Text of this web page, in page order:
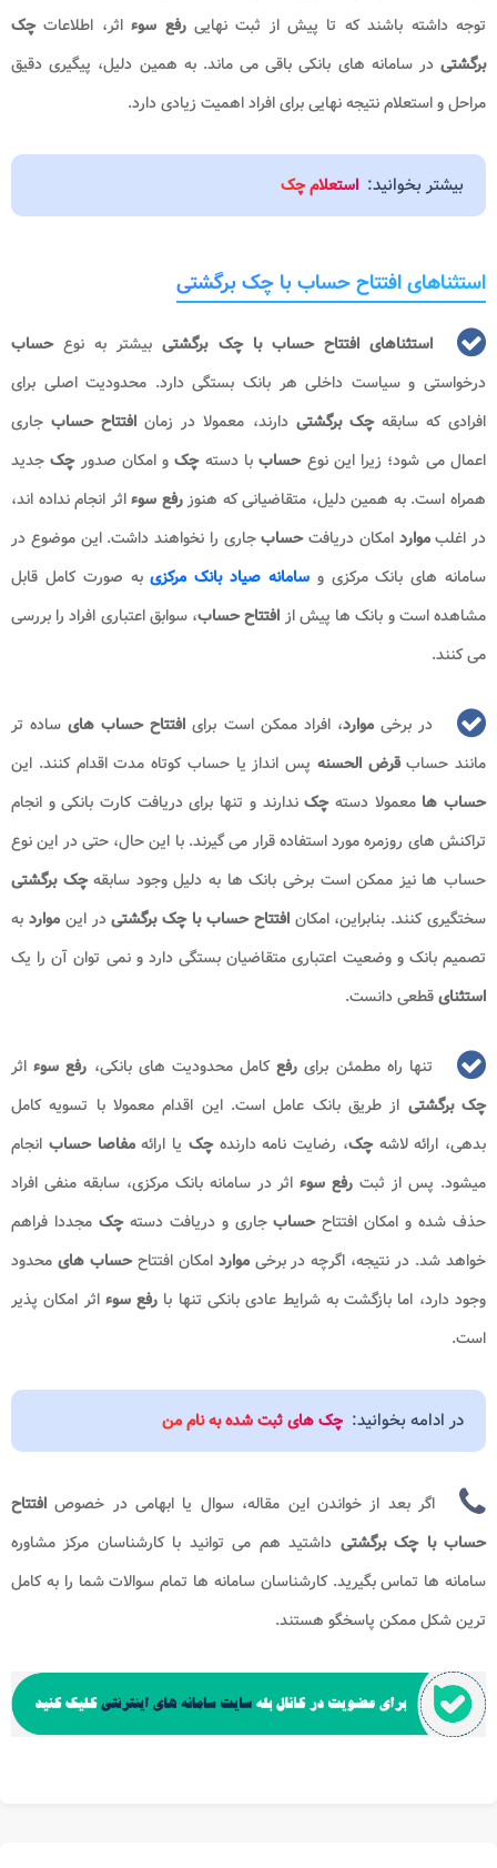
توجه داشته باشند که تا پیش از ثبت نهاییرفع سوءاثر، اطلاعاتچک
برگشتیدر سامانه های بانکی باقی می ماند. به همین دلیل، پیگیری دقیق
مراحل و استعلام نتیجه نهایی برای افراد اهمیت زیادی دارد.
بیشتر بخوانید: استعلام چک
استثناهای افتتاح حساب با چک برگشتی
استثناهای افتتاح حساب با چک برگشتیبیشتر به نوعحساب
درخواستی و سیاست داخلی هر بانک بستگی دارد. محدودیت اصلی برای
افرادی که سابقهچک برگشتیدارند، معمولا در زمان افتتاح حساب جاری
اعمال می شود؛ زیرا این نوعحساب با دستهچک و امکان صدورچک جدید
همراه است. به همین دلیل، متقاضیانی که هنوزرفع سوءاثر انجام نداده اند،
در اغلبمواردامکان دریافتحسابجاری را نخواهند داشت. این موضوع در
سامانه های بانک مرکزی وسامانه صیاد بانک مرکزیبه صورت کامل قابل
مشاهده است و بانک ها پیش از افتتاح حساب، سوابق اعتباری افراد را بررسی
می کنند.
در برخیموارد، افراد ممکن است برای افتتاح حساب های ساده تر
مانند حسابقرض الحسنه پس انداز یا حساب کوتاه مدت اقدام کنند. این
حساب هامعمولا دستهچکندارند و تنها برای دریافت کارت بانکی و انجام
تراکنش های روزمره مورد استفاده قرار می گیرند. با این حال، حتی در این نوع
حساب ها نیز ممکن است برخی بانک ها به دلیل وجود سابقهچک برگشتی
سختگیری کنند. بنابراین، امکان افتتاح حساب با چک برگشتیدر اینموارد به
تصمیم بانک و وضعیت اعتباری متقاضیان بستگی دارد و نمی توان آن را یک
استثنایقطعی دانست.
تنها راه مطمئن برای رفعکامل محدودیت های بانکی، رفع سوء اثر
چک برگشتی از طریق بانک عامل است. این اقدام معمولا با تسویه کامل
بدهی، ارائه لاشهچک، رضایت نامه دارندهچک یا ارائهمفاصا حساب انجام
میشود. پس از ثبترفع سوءاثر در سامانه بانک مرکزی، سابقه منفی افراد
حذف شده و امکان افتتاححسابجاری و دریافت دستهچکمجددا فراهم
خواهد شد. در نتیجه، اگرچه در برخیمواردامکان افتتاححساب های محدود
وجود دارد، اما بازگشت به شرایط عادی بانکی تنها با رفع سوء اثر امکان پذیر
است.
در ادامه بخوانید: چک های ثبت شده به نام من
اگر بعد از خواندن این مقاله، سوال یا ابهامی در خصوص افتتاح
حساب با چک برگشتی داشتید هم می توانید با کارشناسان مرکز مشاوره
سامانه ها تماس بگیرید. کارشناسان سامانه ها تمام سوالات شما را به کامل
ترین شکل ممکن پاسخگو هستند.